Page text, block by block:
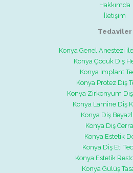
Hakkımda
İletişim
Tedaviler
Konya Genel Anestezi
Konya Çocuk Diş
Konya İmplant
Konya Protez Diş
Konya Zirkonyum
Konya Lamine Diş
Konya Diş
Konya Diş
Konya Estetik
Konya Diş Eti
Konya Estetik
Konya Gülüş